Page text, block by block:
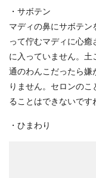
・サボテン
マディの鼻にサボテ
って佇むマディに心
に入っていません。
通のわんこだったら嫌
りません。セロンの
ることはできないです
・ひまわり